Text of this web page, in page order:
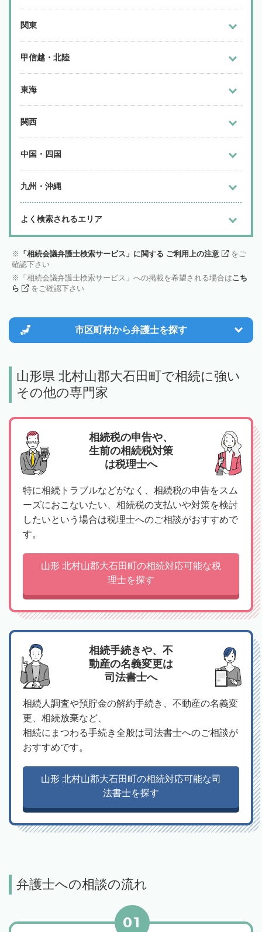
関東
甲信越・北陸
東海
関西
中国・四国
九州・沖縄
よく検索されるエリア
「相続会議弁護士検索サービス」に関する ご利用上の注意
をご
確認下さい
「相続会議弁護士検索サービス」への掲載を希望される場合はこち
ら
をご確認下さい
市区町村から弁護士を探す
山形県 北村山郡大石田町で相続に強い
その他の専門家
相続税の申告や、
生前の相続税対策
は税理士へ
特に相続トラブルなどがなく、相続税の申告をスム
ーズにおこないたい、相続税の支払いや対策を検討
したいという場合は税理士へのご相談がおすすめで
す。
山形 北村山郡大石田町の相続対応可能な税
理士を探す
相続手続きや、不
動産の名義変更は
司法書士へ
相続人調査や預貯金の解約手続き、不動産の名義変
更、相続放棄など、
相続にまつわる手続き全般は司法書士へのご相談が
おすすめです。
山形 北村山郡大石田町の相続対応可能な司
法書士を探す
弁護士への相談の流れ
01